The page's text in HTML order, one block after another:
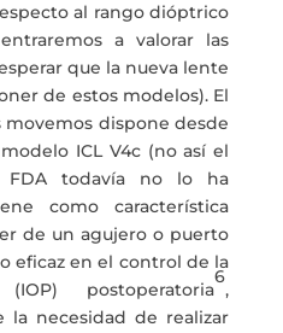
al rango dióptrico
a valorar las
que la nueva lente
de estos modelos). El
dispone desde
ICL V4c (no así el
FDA todavía no lo ha
como característica
de un agujero o puerto
eficaz en el control de la
postoperatoria
6
,
necesidad de realizar